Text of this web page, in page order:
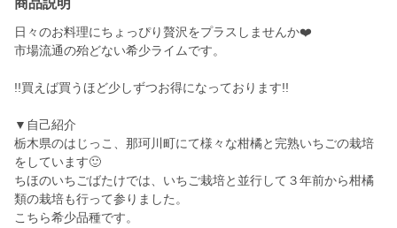
商品説明
日々のお料理にちょっぴり贅沢をプラスしませんか❤️
市場流通の殆どない希少ライムです。
!!買えば買うほど少しずつお得になっております!!
▼自己紹介
栃木県のはじっこ、那珂川町にて様々な柑橘と完熟いちごの栽培
をしています🙂
ちほのいちごばたけでは、いちご栽培と並行して３年前から柑橘
類の栽培も行って参りました。
こちら希少品種です。